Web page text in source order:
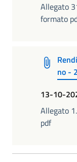
Allegato
formato
no -
13-10-
Allegato
pdf